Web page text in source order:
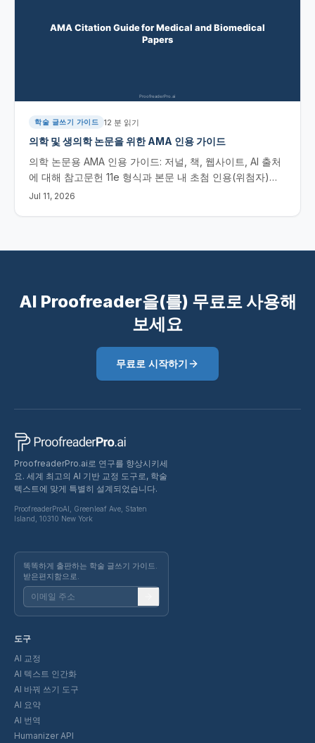
학술 글쓰기 가이드 12 분 읽기
의학 및 생의학 논문을 위한 AMA 인용 가이드
의학 논문용 AMA 인용 가이드: 저널, 책, 웹사이트, AI 출처
에 대해 참고문헌 11e 형식과 본문 내 초첨 인용(위첨자)을
정리하는 방법, 템플릿까지 제공합니다.
Jul 11, 2026
AI Proofreader을(를) 무료로 사용해
보세요
무료로 시작하기
ProofreaderPro.ai로 연구를 향상시키세
요. 세계 최고의 AI 기반 교정 도구로, 학술
텍스트에 맞게 특별히 설계되었습니다.
ProofreaderProAI, Greenleaf Ave, Staten
Island, 10310 New York
똑똑하게 출판하는 학술 글쓰기 가이드.
받은편지함으로.
도구
AI 교정
AI 텍스트 인간화
AI 바꿔 쓰기 도구
AI 요약
AI 번역
Humanizer API